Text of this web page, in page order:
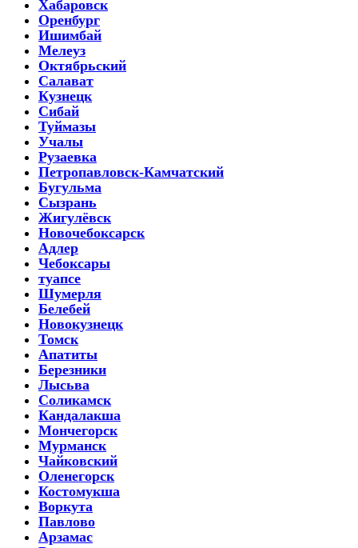
Хабаровск
Оренбург
Ишимбай
Мелеуз
Октябрьский
Салават
Кузнецк
Сибай
Туймазы
Учалы
Рузаевка
Петропавловск-Камчатский
Бугульма
Сызрань
Жигулёвск
Новочебоксарск
Адлер
Чебоксары
туапсе
Шумерля
Белебей
Новокузнецк
Томск
Апатиты
Березники
Лысьва
Соликамск
Кандалакша
Мончегорск
Мурманск
Чайковский
Оленегорск
Костомукша
Воркута
Павлово
Арзамас